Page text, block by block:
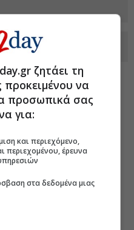
στο Discover
ζητάει τη
να
προσωπικά σας
για:
και περιεχόμενο,
περιεχομένου, έρευνα
στα δεδομένα μιας